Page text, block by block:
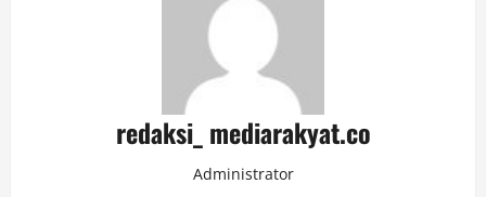
redaksi_ mediarakyat.co
Administrator